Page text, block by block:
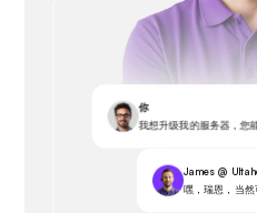
你
我想升级我的服务器，您
James @
嘿，瑞恩，当然